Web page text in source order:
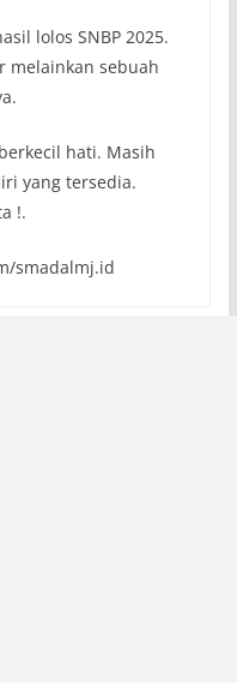
lolos SNBP 2025.
melainkan sebuah
hati. Masih
yang tersedia.
!.
smadalmj.id